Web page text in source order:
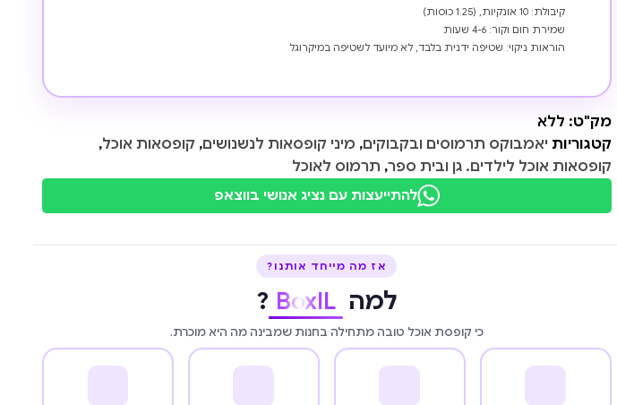
קיבולת: 10 אונקיות, (1.25 כוסות)
שמירת חום וקור: 4-6 שעות
הוראות ניקוי: שטיפה ידנית בלבד, לא מיועד לשטיפה במיקרוגל
מק"ט: ללא
קטגוריות יאמבוקס תרמוסים ובקבוקים, מיני קופסאות לנשנושים, קופסאות אוכל,
קופסאות אוכל לילדים. גן ובית ספר, תרמוס לאוכל
להתייעצות עם נציג אנושי בווצאפ
אז מה מייחד אותנו?
למה BoxIL
?
כי קופסת אוכל טובה מתחילה בחנות שמבינה מה היא מוכרת.